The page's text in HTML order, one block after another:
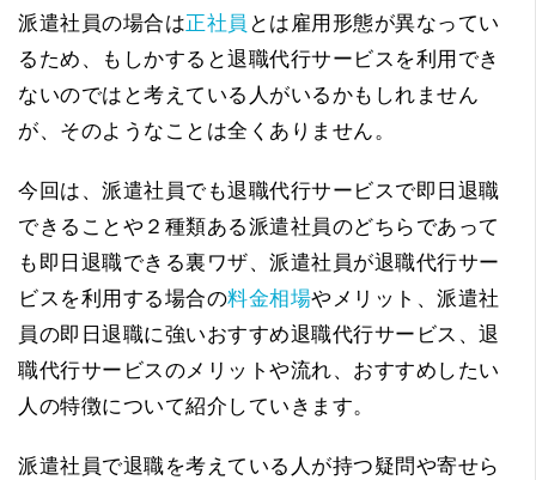
派遣社員の場合は正社員 とは雇用形態が異なってい
るため、もしかすると退職代行サービスを利用でき
ないのではと考えている人がいるかもしれません
が、そのようなことは全くありません。
今回は、派遣社員でも退職代行サービスで即日退職
できることや２種類ある派遣社員のどちらであって
も即日退職できる裏ワザ、派遣社員が退職代行サー
ビスを利用する場合の料金相場やメリット、派遣社
員の即日退職に強いおすすめ退職代行サービス、退
職代行サービスのメリットや流れ、おすすめしたい
人の特徴について紹介していきます。
派遣社員で退職を考えている人が持つ疑問や寄せら